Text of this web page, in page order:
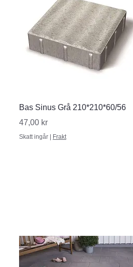
Snabbvisning
Bas Sinus Grå 210*210*60/56
Pris
47,00 kr
Skatt ingår | Frakt